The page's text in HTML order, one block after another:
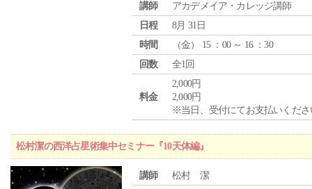
講師
アカデメイア・カレッジ講師
日程
8月 31日
時間
（金） 15 ：00 ～ 16 ：30
回数
全1回
料金
2,000円
2,000円
※当日、受付にてお支払いくださ
松村潔の西洋占星術集中セミナー『10天体編』
講師
松村 潔